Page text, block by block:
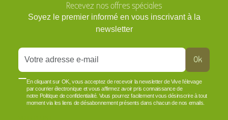
Recevez nos offres spéciales
Soyez le premier informé en vous inscrivant à la
newsletter
Ok
En cliquant sur OK, vous acceptez de recevoir la newsletter de Vive l'élevage
par courrier électronique et vous affirmez avoir pris connaissance de
notre Politique de confidentialité. Vous pourrez facilement vous désinscrire à tout
moment via les liens de désabonnement présents dans chacun de nos emails.